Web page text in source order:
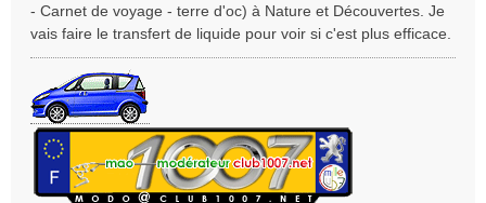
g
e
- Carnet de voyage - terre d'oc) à Nature et Découvertes. Je
vais faire le transfert de liquide pour voir si c'est plus efficace.